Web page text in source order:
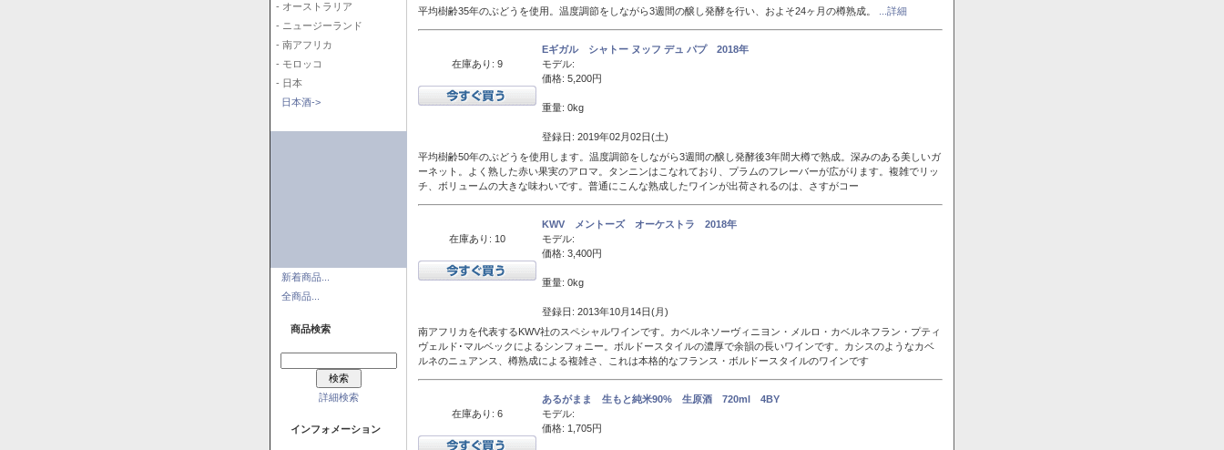
- オーストラリア
- ニュージーランド
- 南アフリカ
- モロッコ
- 日本
日本酒->
新着商品...
全商品...
商品検索
詳細検索
インフォメーション
平均樹齢35年のぶどうを使用。温度調節をしながら3週間の醸し発酵を行い、およそ24ヶ月の樽熟成。
...詳細
在庫あり: 9
Eギガル シャトー ヌッフ デュ パプ 2018年
モデル:
価格: 5,200円
重量: 0kg
登録日: 2019年02月02日(土)
平均樹齢50年のぶどうを使用します。温度調節をしながら3週間の醸し発酵後3年間大樽で熟成。深みのある美しいガ
ーネット。よく熟した赤い果実のアロマ。タンニンはこなれており、プラムのフレーバーが広がります。複雑でリッ
チ、ボリュームの大きな味わいです。普通にこんな熟成したワインが出荷されるのは、さすがコー
在庫あり: 10
KWV メントーズ オーケストラ 2018年
モデル:
価格: 3,400円
重量: 0kg
登録日: 2013年10月14日(月)
南アフリカを代表するKWV社のスペシャルワインです。カベルネソーヴィニヨン・メルロ・カベルネフラン・プティ
ヴェルド･マルベックによるシンフォニー。ボルドースタイルの濃厚で余韻の長いワインです。カシスのようなカベ
ルネのニュアンス、樽熟成による複雑さ、これは本格的なフランス・ボルドースタイルのワインです
在庫あり: 6
あるがまま 生もと純米90% 生原酒 720ml 4BY
モデル:
価格: 1,705円